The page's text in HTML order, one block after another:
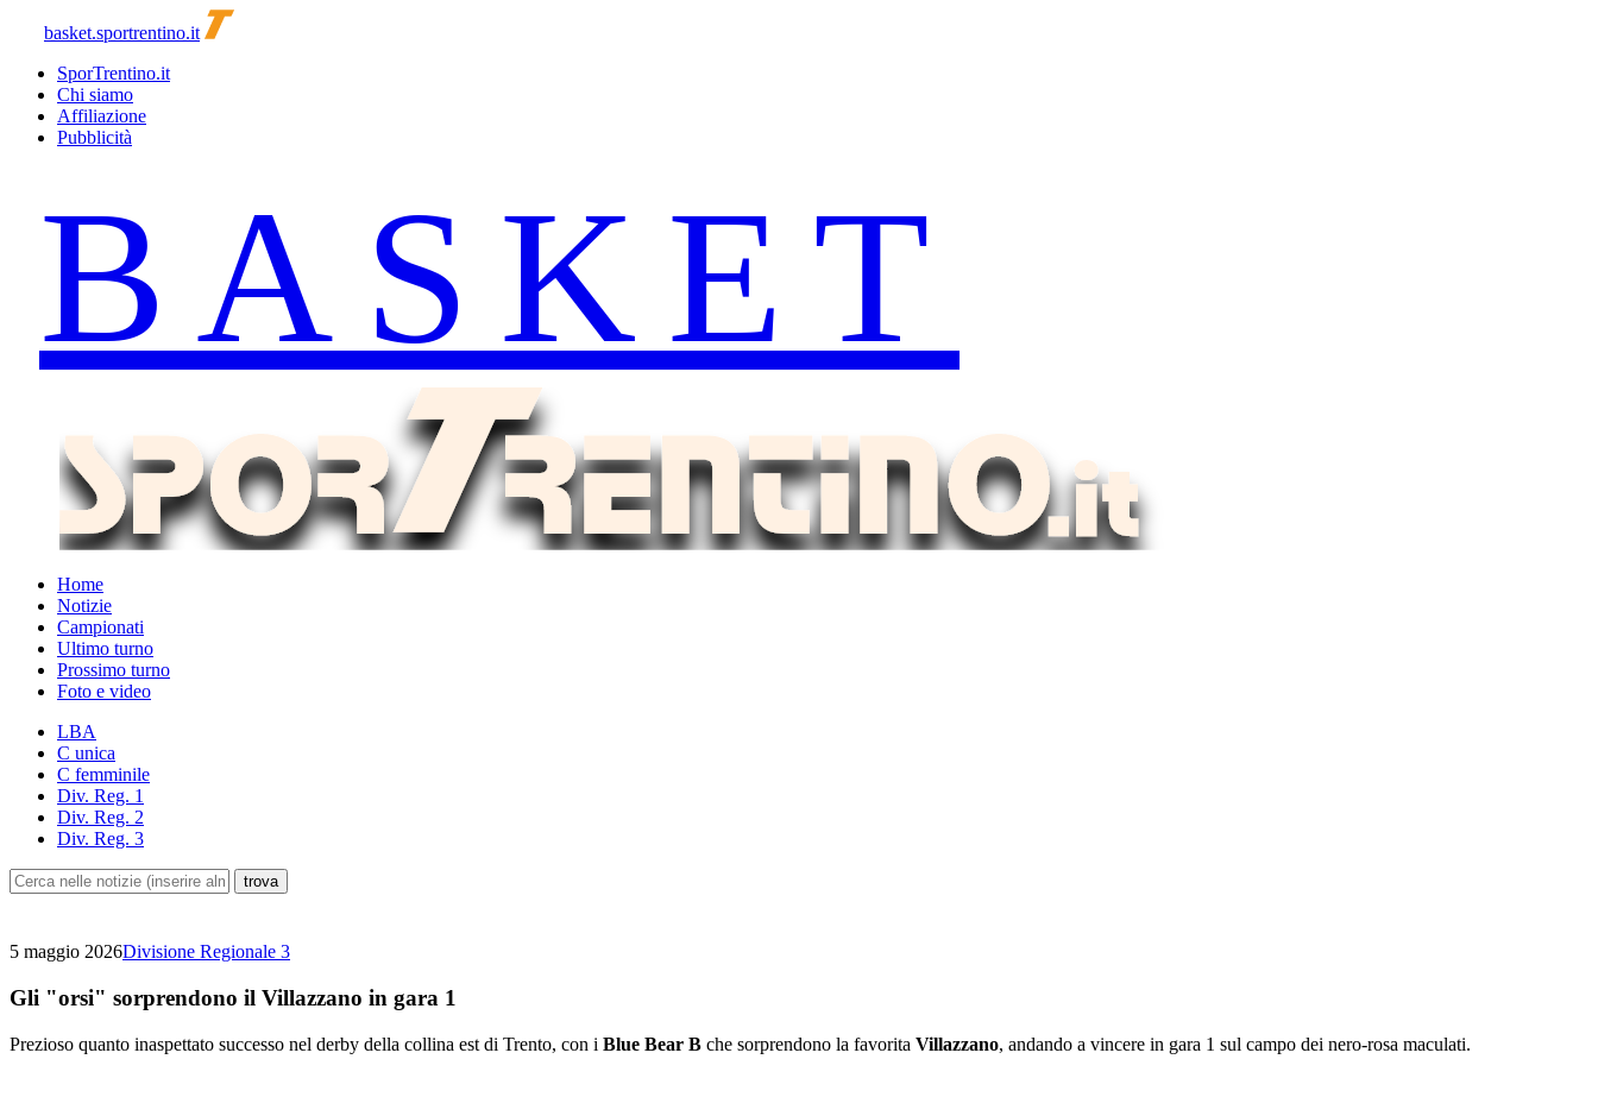
basket.sportrentino.it
SporTrentino.it
Chi siamo
Affiliazione
Pubblicità
Home
Notizie
Campionati
Ultimo turno
Prossimo turno
Foto e video
LBA
C unica
C femminile
Div. Reg. 1
Div. Reg. 2
Div. Reg. 3
5 maggio 2026Divisione Regionale 3
Gli "orsi" sorprendono il Villazzano in gara 1
Prezioso quanto inaspettato successo nel derby della collina est di Trento, con i Blue Bear B che sorprendono la favorita Villazzano, andando a vincere in gara 1 sul campo dei nero-rosa maculati.